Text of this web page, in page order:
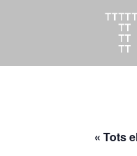
« Tots